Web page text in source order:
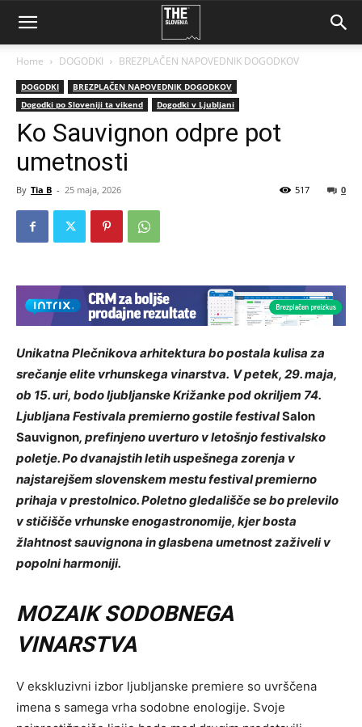
Home DOGODKI BREZPLAČEN NAPOVEDNIK DOGODKOV
DOGODKI
BREZPLAČEN NAPOVEDNIK DOGODKOV
Dogodki po Sloveniji ta vikend
Dogodki v Ljubljani
Ko Sauvignon odpre pot
umetnosti
By Tia B - 25 maja, 2026 0
517
Unikatna Plečnikova arhitektura bo postala kulisa za
srečanje elite vrhunskega vinarstva. V petek, 29. maja,
ob 15. uri, bodo ljubljanske Križanke pod okriljem 74.
Ljubljana Festivala premierno gostile festivalSalon
Sauvignon, prefinjeno uverturo v letošnjo festivalsko
poletje. Po dvanajstih letih uspešnega zorenja v
najstarejšem slovenskem mestu festival premierno
prihaja v prestolnico. Poletno gledališče se bo prelevilo
v stičišče vrhunske enogastronomije, kjer bosta
žlahtnost sauvignona in glasbena umetnost zaživeli v
popolni harmoniji.
MOZAIK SODOBNEGA
VINARSTVA
V ekskluzivni izbor ljubljanske premiere so uvrščena
imena s samega vrha sodobne enologije. Svoje